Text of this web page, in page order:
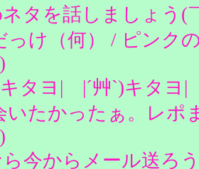
ネタを話しましょう(
っけ（何） / ピンク
キタヨ| |´艸`)キタ
いたかったぁ。レポ
今からメール送ろ